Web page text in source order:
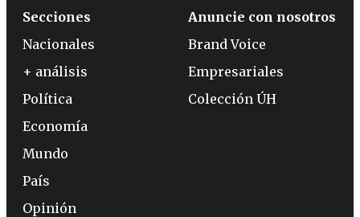
Secciones
Nacionales
+ análisis
Política
Economía
Mundo
País
Opinión
Anuncie con nosotros
Brand Voice
Empresariales
Colección ÚH